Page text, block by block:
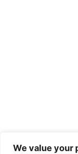
We value your